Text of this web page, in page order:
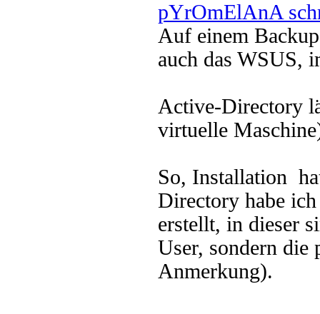
pYrOmElAnA
Auf einem
auch das WSUS,
Active-Directory
virtuelle
So, Installation
Directory habe
erstellt, in dieser
User, sondern die
Anmerkung).